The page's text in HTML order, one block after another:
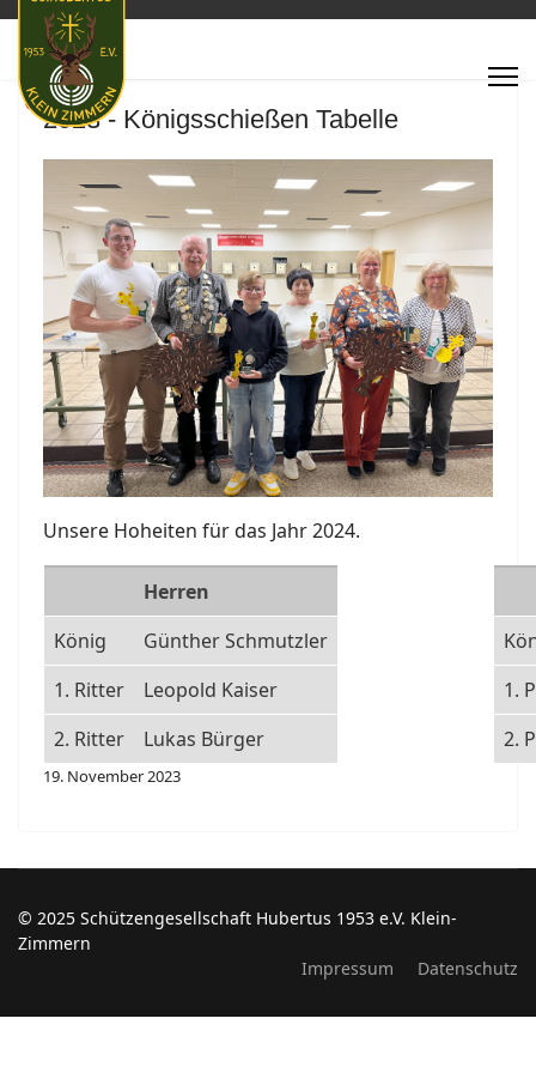
Featured
2023 - Königsschießen Tabelle
Unsere Hoheiten für das Jahr 2024.
Herren
König
Günther Schmutzler
1. Ritter
Leopold Kaiser
2. Ritter
Lukas Bürger
1.
2.
19. November 2023
© 2025 Schützengesellschaft Hubertus 1953 e.V. Klein-
Zimmern
Impressum
Datenschutz